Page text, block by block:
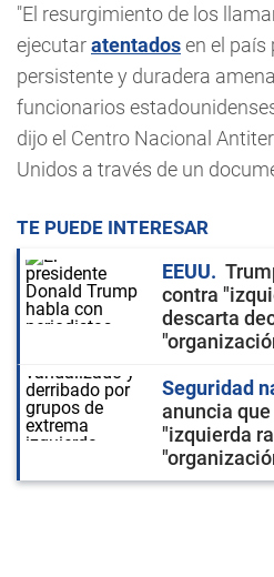
"El resurgimiento de los
ejecutaratentadosen el país
persistente y duradera
funcionarios
dijo el Centro Nacional
Unidos a través de un
TE PUEDE INTERESAR
EEUU
contra
descarta
Seguridad
anuncia
"izquierda